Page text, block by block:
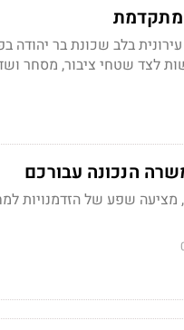
מתקדמת
בלב שכונת בר יהודה
ויוקמו במקומן 568 יחידות חדשות לצד שטחי ציבור,
הנכונה עבורכם
שפע של הזדמנויות